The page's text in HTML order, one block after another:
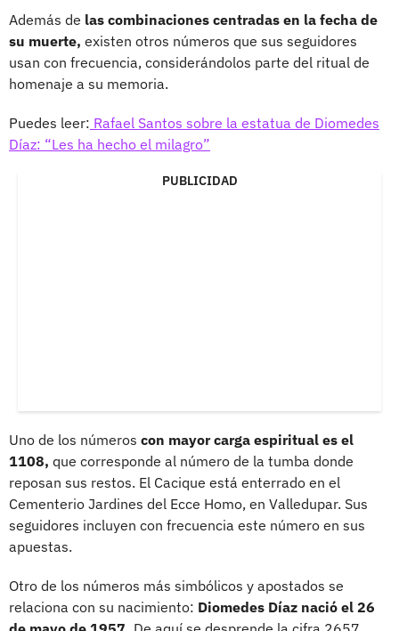
Además de las combinaciones centradas en la fecha de
su muerte, existen otros números que sus seguidores
usan con frecuencia, considerándolos parte del ritual de
homenaje a su memoria.
Puedes leer: Rafael Santos sobre la estatua de Diomedes
Díaz: “Les ha hecho el milagro”
PUBLICIDAD
Uno de los números con mayor carga espiritual es el
1108, que corresponde al número de la tumba donde
reposan sus restos. El Cacique está enterrado en el
Cementerio Jardines del Ecce Homo, en Valledupar. Sus
seguidores incluyen con frecuencia este número en sus
apuestas.
Otro de los números más simbólicos y apostados se
relaciona con su nacimiento: Diomedes Díaz nació el 26